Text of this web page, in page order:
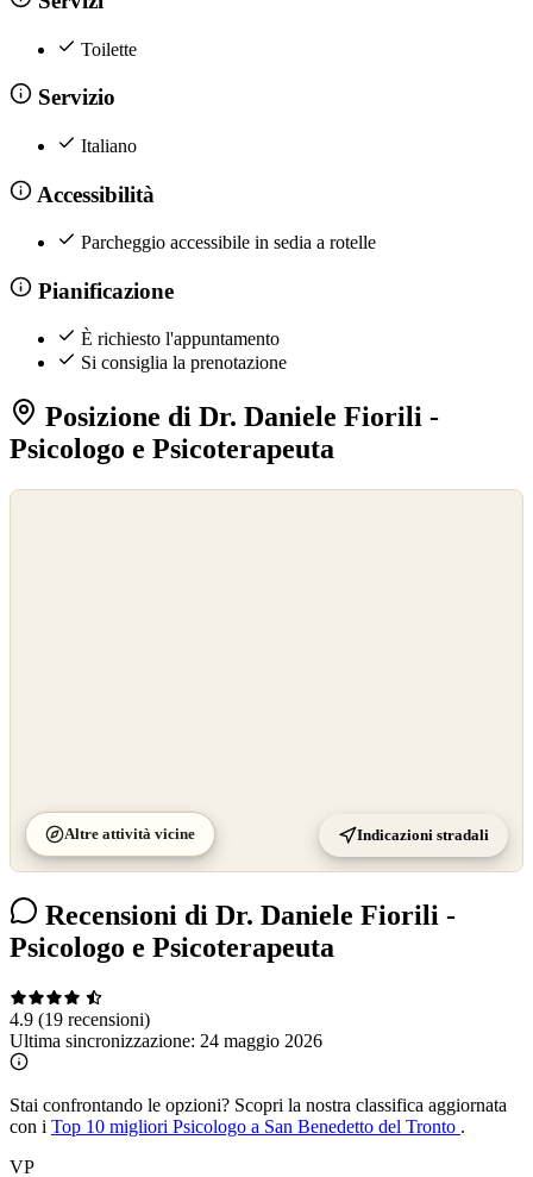
Toilette
Servizio
Italiano
Accessibilità
Parcheggio accessibile in sedia a rotelle
Pianificazione
È richiesto l'appuntamento
Si consiglia la prenotazione
Posizione di Dr. Daniele Fiorili -
Psicologo e Psicoterapeuta
Altre attività vicine Indicazioni stradali
Recensioni di Dr. Daniele Fiorili -
Psicologo e Psicoterapeuta
4.9 (19 recensioni)
Ultima sincronizzazione: 24 maggio 2026
Stai confrontando le opzioni? Scopri la nostra classifica aggiornata
con i Top 10 migliori Psicologo a San Benedetto del Tronto .
VP